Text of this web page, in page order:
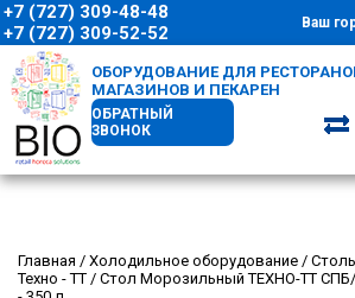
+7 (727) 309-48-48
+7 (727) 309-52-52
Ваш
ОБОРУДОВАНИЕ ДЛЯ
МАГАЗИНОВ И ПЕКАРЕН
ОБРАТНЫЙ
ЗВОНОК
Главная / Холодильное оборудование /
Техно - ТТ / Стол Морозильный ТЕХНО-ТТ